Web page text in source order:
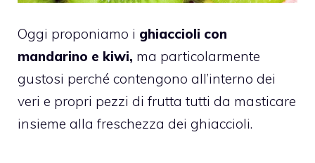
Oggi proponiamo i ghiaccioli con
mandarino e kiwi, ma particolarmente
gustosi perché contengono all’interno dei
veri e propri pezzi di frutta tutti da masticare
insieme alla freschezza dei ghiaccioli.